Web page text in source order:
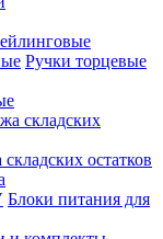
Ручки торцевые
остатков
Блоки питания для